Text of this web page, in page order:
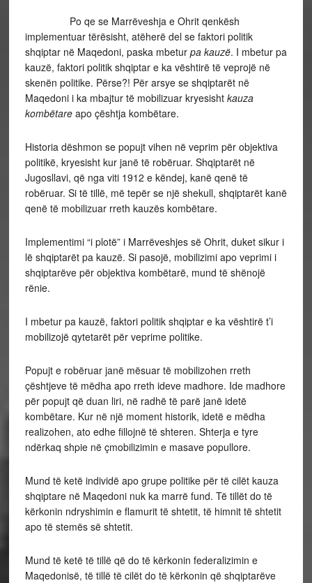
Po qe se Marrëveshja e Ohrit qenkësh
implementuar tërësisht, atëherë del se faktori politik
shqiptar në Maqedoni, paska mbetur pa kauzë. I mbetur pa
kauzë, faktori politik shqiptar e ka vështirë të veprojë në
skenën politike. Përse?! Për arsye se shqiptarët në
Maqedoni i ka mbajtur të mobilizuar kryesisht kauza
kombëtare apo çështja kombëtare.
Historia dëshmon se popujt vihen në veprim për objektiva
politikë, kryesisht kur janë të robëruar. Shqiptarët në
Jugosllavi, që nga viti 1912 e këndej, kanë qenë të
robëruar. Si të tillë, më tepër se një shekull, shqiptarët kanë
qenë të mobilizuar rreth kauzës kombëtare.
Implementimi “i plotë” i Marrëveshjes së Ohrit, duket sikur i
lë shqiptarët pa kauzë. Si pasojë, mobilizimi apo veprimi i
shqiptarëve për objektiva kombëtarë, mund të shënojë
rënie.
I mbetur pa kauzë, faktori politik shqiptar e ka vështirë t’i
mobilizojë qytetarët për veprime politike.
Popujt e robëruar janë mësuar të mobilizohen rreth
çështjeve të mëdha apo rreth ideve madhore. Ide madhore
për popujt që duan liri, në radhë të parë janë idetë
kombëtare. Kur në një moment historik, idetë e mëdha
realizohen, ato edhe fillojnë të shteren. Shterja e tyre
ndërkaq shpie në çmobilizimin e masave popullore.
Mund të ketë individë apo grupe politike për të cilët kauza
shqiptare në Maqedoni nuk ka marrë fund. Të tillët do të
kërkonin ndryshimin e flamurit të shtetit, të himnit të shtetit
apo të stemës së shtetit.
Mund të ketë të tillë që do të kërkonin federalizimin e
Maqedonisë, të tillë të cilët do të kërkonin që shqiptarëve